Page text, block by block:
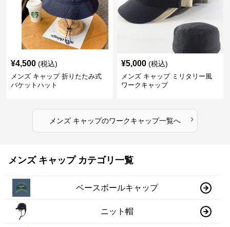
¥4,500 (税込)
メンズ キャップ 折りたたみ式
バケットハット
¥5,000 (税込)
メンズ キャップ ミリタリー風
ワークキャップ
メンズ キャップのワークキャップ一覧へ ›
メンズ キャップ カテゴリ一覧
ベースボールキャップ
ニット帽